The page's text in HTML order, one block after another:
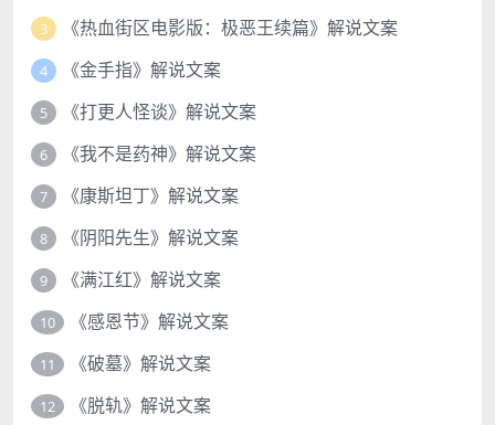
3 《热血街区电影版：极恶王续篇》解说文案
4 《金手指》解说文案
5 《打更人怪谈》解说文案
6 《我不是药神》解说文案
7 《康斯坦丁》解说文案
8 《阴阳先生》解说文案
9 《满江红》解说文案
10 《感恩节》解说文案
11 《破墓》解说文案
12 《脱轨》解说文案